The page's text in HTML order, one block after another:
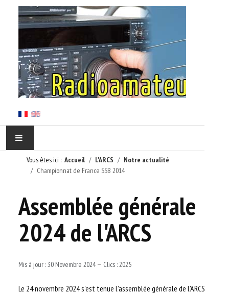
ACCUEIL
L'ARCS
AUTRES ASSOCIATIONS
LE RÉSEAU TKNET
LA TECHNIQUE
Vous êtes ici : Accueil L'ARCS
Notre actualité
Championnat de France SSB 2014
Assemblée générale
2024 de l'ARCS
Mis à jour : 30 Novembre 2024 Clics : 2025
Le 24 novembre 2024 s'est tenue l'assemblée générale de l'ARCS